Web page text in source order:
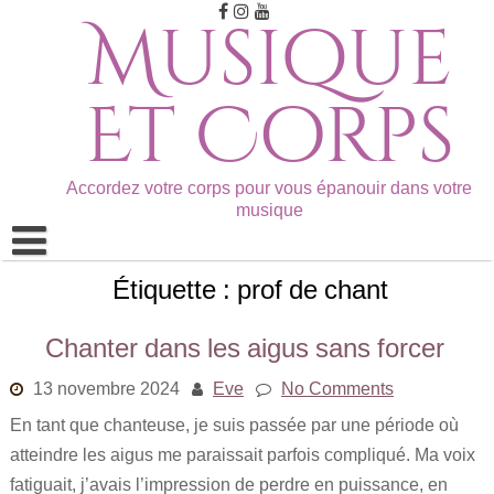
Musique
Et Corps
Accordez votre corps pour vous épanouir dans votre
musique
ARTICLES
PROGRAMMES ET ACCOMPAGNEMENTS
CONTACT
Étiquette : prof de chant
Chanter dans les aigus sans forcer
13 novembre 2024 Eve
No Comments
En tant que chanteuse, je suis passée par une période où
atteindre les aigus me paraissait parfois compliqué. Ma voix
fatiguait, j’avais l’impression de perdre en puissance, en